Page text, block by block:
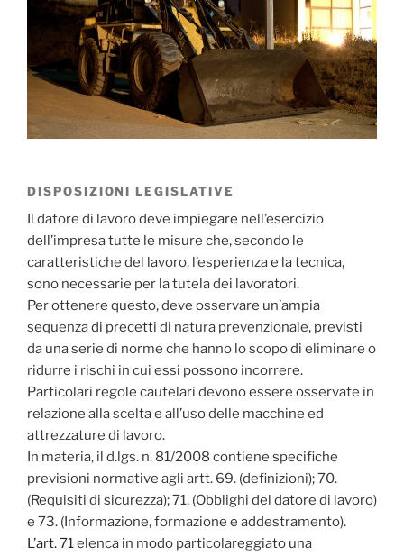
DISPOSIZIONI LEGISLATIVE
Il datore di lavoro deve impiegare nell’esercizio
dell’impresa tutte le misure che, secondo le
caratteristiche del lavoro, l’esperienza e la tecnica,
sono necessarie per la tutela dei lavoratori.
Per ottenere questo, deve osservare un’ampia
sequenza di precetti di natura prevenzionale, previsti
da una serie di norme che hanno lo scopo di eliminare o
ridurre i rischi in cui essi possono incorrere.
Particolari regole cautelari devono essere osservate in
relazione alla scelta e all’uso delle macchine ed
attrezzature di lavoro.
In materia, il d.lgs. n. 81/2008 contiene specifiche
previsioni normative agli artt. 69. (definizioni); 70.
(Requisiti di sicurezza); 71. (Obblighi del datore di lavoro)
e 73. (Informazione, formazione e addestramento).
L’art. 71elenca in modo particolareggiato una